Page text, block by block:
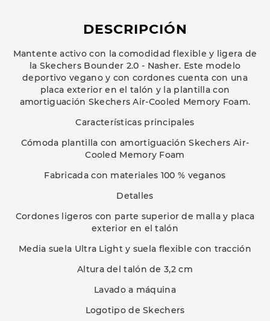
DESCRIPCIÓN
Mantente activo con la comodidad flexible y ligera de
la Skechers Bounder 2.0 - Nasher. Este modelo
deportivo vegano y con cordones cuenta con una
placa exterior en el talón y la plantilla con
amortiguación Skechers Air-Cooled Memory Foam.
Características principales
Cómoda plantilla con amortiguación Skechers Air-
Cooled Memory Foam
Fabricada con materiales 100 % veganos
Detalles
Cordones ligeros con parte superior de malla y placa
exterior en el talón
Media suela Ultra Light y suela flexible con tracción
Altura del talón de 3,2 cm
Lavado a máquina
Logotipo de Skechers